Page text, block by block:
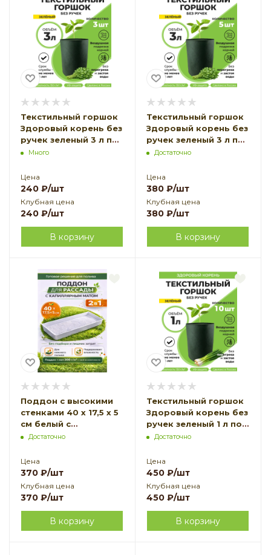
Текстильный горшок
Здоровый корень без
ручек зеленый 3 л по
3 шт Благодатное
Много
Цена
240 ₽/шт
Клубная цена
240 ₽/шт
В корзину
Текстильный горшок
Здоровый корень без
ручек зеленый 3 л по
5 шт Благодатное
Достаточно
Цена
380 ₽/шт
Клубная цена
380 ₽/шт
В корзину
Поддон с высокими
стенками 40 х 17,5 х 5
см белый с
капиллярным матом
земледелие
Достаточно
Цена
370 ₽/шт
Клубная цена
370 ₽/шт
В корзину
Текстильный горшок
Здоровый корень без
ручек зеленый 1 л по
10 шт Благодатное
Достаточно
Цена
450 ₽/шт
Клубная цена
450 ₽/шт
В корзину